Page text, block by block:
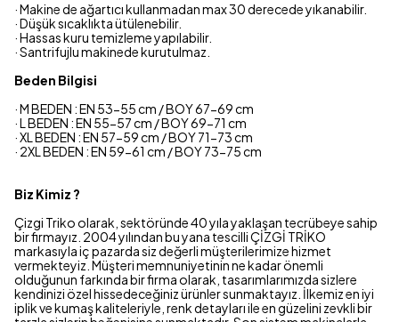
· Makine de ağartıcı kullanmadan max 30 derecede yıkanabilir.
· Düşük sıcaklıkta ütülenebilir.
· Hassas kuru temizleme yapılabilir.
· Santrifujlu makinede kurutulmaz.
Beden Bilgisi
· M BEDEN : EN 53-55 cm / BOY 67-69 cm
· L BEDEN : EN 55-57 cm / BOY 69-71 cm
· XL BEDEN : EN 57-59 cm / BOY 71-73 cm
· 2XL BEDEN : EN 59-61 cm / BOY 73-75 cm
Biz Kimiz ?
Çizgi Triko olarak, sektöründe 40 yıla yaklaşan tecrübeye sahip
bir firmayız. 2004 yılından bu yana tescilli ÇİZGİ TRİKO
markasıyla iç pazarda siz değerli müşterilerimize hizmet
vermekteyiz. Müşteri memnuniyetinin ne kadar önemli
olduğunun farkında bir firma olarak, tasarımlarımızda sizlere
kendinizi özel hissedeceğiniz ürünler sunmaktayız. İlkemiz en iyi
iplik ve kumaş kaliteleriyle, renk detayları ile en güzelini zevkli bir